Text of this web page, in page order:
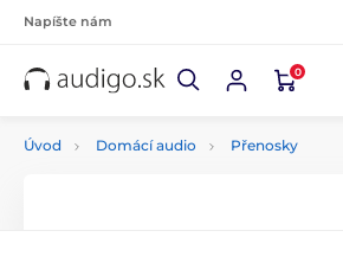
Napíšte nám
0
Úvod Domácí audio Přenosky